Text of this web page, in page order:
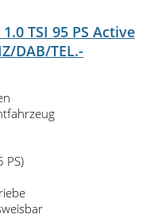
TSI 95 PS Active
DAB/TEL.-
PS)